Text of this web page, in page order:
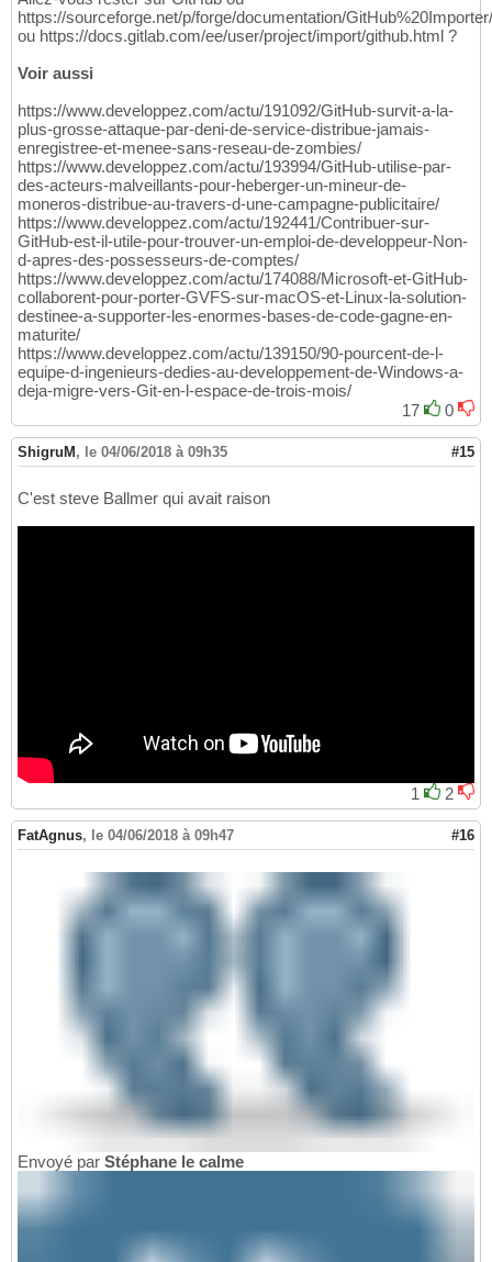
https://sourceforge.net/p/forge/documentation/GitHub%20Importer/
ou https://docs.gitlab.com/ee/user/project/import/github.html ?
Voir aussi
https://www.developpez.com/actu/191092/GitHub-survit-a-la-
plus-grosse-attaque-par-deni-de-service-distribue-jamais-
enregistree-et-menee-sans-reseau-de-zombies/
https://www.developpez.com/actu/193994/GitHub-utilise-par-
des-acteurs-malveillants-pour-heberger-un-mineur-de-
moneros-distribue-au-travers-d-une-campagne-publicitaire/
https://www.developpez.com/actu/192441/Contribuer-sur-
GitHub-est-il-utile-pour-trouver-un-emploi-de-developpeur-Non-
d-apres-des-possesseurs-de-comptes/
https://www.developpez.com/actu/174088/Microsoft-et-GitHub-
collaborent-pour-porter-GVFS-sur-macOS-et-Linux-la-solution-
destinee-a-supporter-les-enormes-bases-de-code-gagne-en-
maturite/
https://www.developpez.com/actu/139150/90-pourcent-de-l-
equipe-d-ingenieurs-dedies-au-developpement-de-Windows-a-
deja-migre-vers-Git-en-l-espace-de-trois-mois/
17
0
ShigruM , le 04/06/2018 à 09h35 #15
C'est steve Ballmer qui avait raison
1 2
FatAgnus, le 04/06/2018 à 09h47 #16
Envoyé par Stéphane le calme